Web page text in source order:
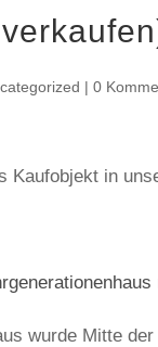
|0
Kaufobjekt in
wurde Mitte